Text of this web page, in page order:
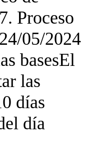
Proceso
05/2024
basesEl
las
días
día